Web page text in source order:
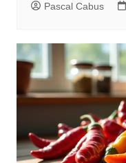
Pascal Cabus